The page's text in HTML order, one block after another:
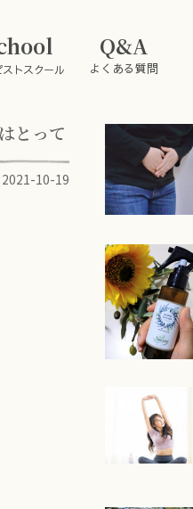
ストスクール
Q&A
よくある質問
とって
2021-10-19